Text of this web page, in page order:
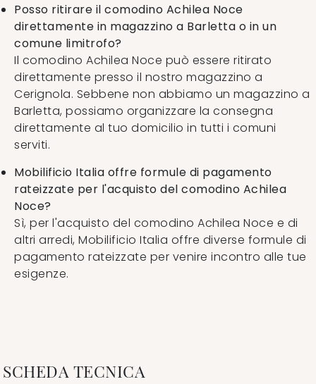
Posso ritirare il comodino Achilea Noce
direttamente in magazzino a Barletta o in un
comune limitrofo?
Il comodino Achilea Noce può essere ritirato
direttamente presso il nostro magazzino a
Cerignola. Sebbene non abbiamo un magazzino a
Barletta, possiamo organizzare la consegna
direttamente al tuo domicilio in tutti i comuni
serviti.
Mobilificio Italia offre formule di pagamento
rateizzate per l'acquisto del comodino Achilea
Noce?
Sì, per l'acquisto del comodino Achilea Noce e di
altri arredi, Mobilificio Italia offre diverse formule di
pagamento rateizzate per venire incontro alle tue
esigenze.
SCHEDA TECNICA